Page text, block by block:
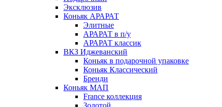
Эксклюзив
Коньяк АРАРАТ
Элитные
АРАРАТ в п/у
АРАРАТ классик
ВКЗ Иджеванский
Коньяк в подарочной упаковке
Коньяк Классический
Бренди
Коньяк МАП
France коллекция
Золотой